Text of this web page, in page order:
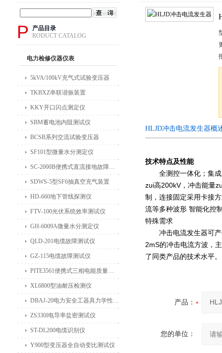
HLJD冲击电流发生器概
技术特点及性能
全测控一体化；集成
zui高200kV，冲击能量
制，连接固定采用卡接
流等多种波形 智能化控
特殊需求
冲击电流发生器可产
2mS的冲击电流方波，
了同类产品的技术水平。
产品：
您的单位：
P
产品目录
RODUCT CATALOG
电力检修仪器仪表
5kVA/100kV充气式试验变压器
TKBXZ串联谐振装置
KKY开口闪点测定仪
SBM蓄电池内阻测试仪
BCSB系列交流试验变压器
SF101型微量水分测定仪
SC-2000B便携式直流接地故障检测仪
SDWS-5型SF6抽真空充气装置
HD-660地下管线探测仪
FTV-100光伏系统效率测试仪
GH-6009A微量水分测定仪
QLD-201电缆故障测试仪
GZ-115电缆故障测试仪
PITE3561便携式三相电能质量分析仪
XL6800型油耐压检测仪
DBAJ-20电力安全工器具力学性能试验机
ZS330I电导率盐密测试仪
ST-DL200电缆识别仪
Y900型变压器全自动变比测试仪